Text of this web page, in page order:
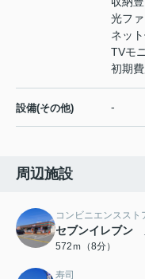
光フ
ネッ
TVモ
初期
設備(その他) -
周辺施設
コンビニエンススト
セブンイレブン
572ｍ（8分）
寿司